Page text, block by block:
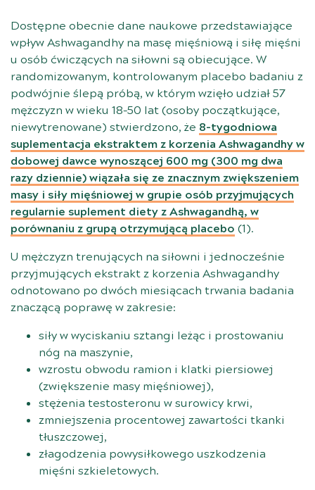
Dostępne obecnie dane naukowe przedstawiające
wpływ Ashwagandhy na masę mięśniową i siłę mięśni
u osób ćwiczących na siłowni są obiecujące. W
randomizowanym, kontrolowanym placebo badaniu z
podwójnie ślepą próbą, w którym wzięło udział 57
mężczyzn w wieku 18–50 lat (osoby początkujące,
niewytrenowane) stwierdzono, że 8-tygodniowa
suplementacja ekstraktem z korzenia Ashwagandhy w
dobowej dawce wynoszącej 600 mg (300 mg dwa
razy dziennie) wiązała się ze znacznym zwiększeniem
masy i siły mięśniowej w grupie osób przyjmujących
regularnie suplement diety z Ashwagandhą, w
porównaniu z grupą otrzymującą placebo (1).
U mężczyzn trenujących na siłowni i jednocześnie
przyjmujących ekstrakt z korzenia Ashwagandhy
odnotowano po dwóch miesiącach trwania badania
znaczącą poprawę w zakresie:
siły w wyciskaniu sztangi leżąc i prostowaniu
nóg na maszynie,
wzrostu obwodu ramion i klatki piersiowej
(zwiększenie masy mięśniowej),
stężenia testosteronu w surowicy krwi,
zmniejszenia procentowej zawartości tkanki
tłuszczowej,
złagodzenia powysiłkowego uszkodzenia
mięśni szkieletowych.